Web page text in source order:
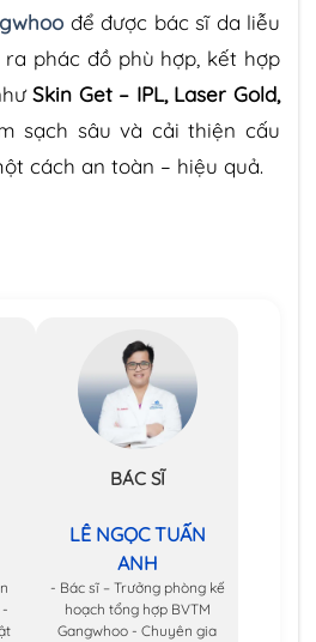
để được bác sĩ da liễu
phác đồ phù hợp, kết hợp
Skin Get – IPL, Laser Gold,
sạch sâu và cải thiện cấu
cách an toàn – hiệu quả.
BÁC SĨ
LÊ NGỌC TUẤN
ANH
- Bác sĩ – Trưởng phòng kế
hoạch tổng hợp BVTM
Gangwhoo - Chuyên gia